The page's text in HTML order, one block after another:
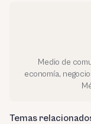
Medio de
economía,
Temas